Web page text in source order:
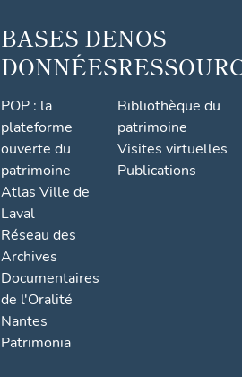
BASES DE
DONNÉES
POP : la
plateforme
ouverte du
patrimoine
Atlas Ville de
Laval
Réseau des
Archives
Documentaires
de l'Oralité
Nantes
Patrimonia
NOS
Bibliothèque du
patrimoine
Visites virtuelles
Publications